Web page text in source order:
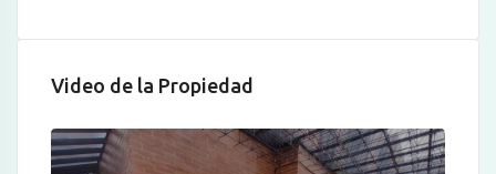
Video de la Propiedad